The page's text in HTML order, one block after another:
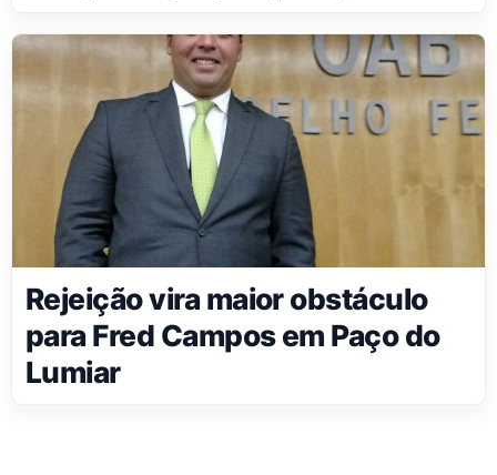
Rejeição vira maior obstáculo
para Fred Campos em Paço do
Lumiar